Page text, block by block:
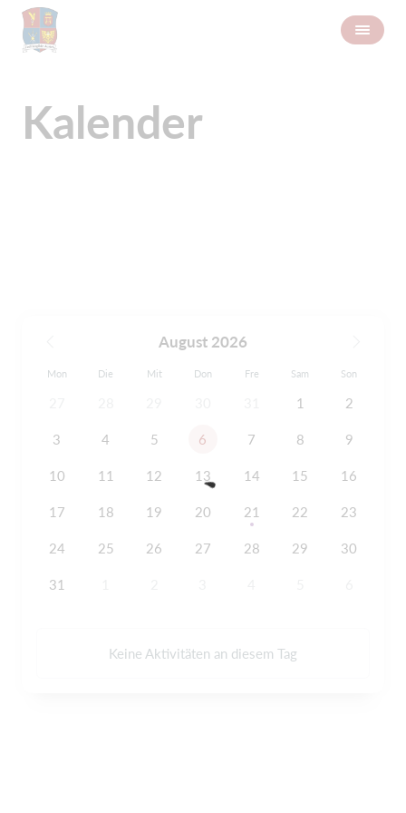
Kalender
August 2026
Mon Die Mit Don Fre Sam Son
1 2
3 4 5 6 7 8 9
10 11 12 13 14 15 16
17 18 19 20 21 22 23
24 25 26 27 28 29 30
31
Keine Aktivitäten an diesem Tag